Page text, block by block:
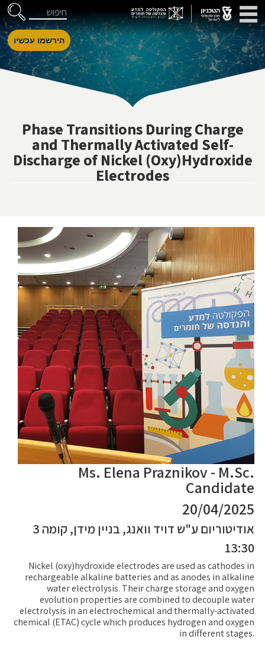
Skip to Content
דלג לניווט חיפוש
הירשמו עכשיו
Phase Transitions During Charge
and Thermally Activated Self-
Discharge of Nickel (Oxy)Hydroxide
Electrodes
Ms. Elena Praznikov - M.Sc.
Candidate
20/04/2025
אודיטוריום ע"ש דויד וואנג, בניין מידן, קומה 3
13:30
Nickel (oxy)hydroxide electrodes are used as cathodes in
rechargeable alkaline batteries and as anodes in alkaline
water electrolysis. Their charge storage and oxygen
evolution properties are combined to decouple water
electrolysis in an electrochemical and thermally-activated
chemical (ETAC) cycle which produces hydrogen and oxygen
in different stages.